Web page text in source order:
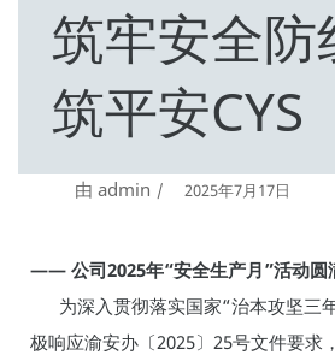
筑牢安全防
筑平安CYS
由 admin 2025年7月17日
—— 公司2025年“安全生产月”活动圆
为深入贯彻落实国家“治本攻坚三
极响应渝安办〔2025〕25号文件要求